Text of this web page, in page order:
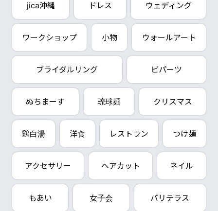
jica沖縄 ドレス ウェディング
ワークショップ 小物 ウォールアート
ブライダルリング ピパーツ
ぬちまーす 琉球麺 クリスマス
鶏白湯 洋食 レストラン つけ麺
アクセサリー ヘアカット ネイル
もあい 女子会 バリテラス